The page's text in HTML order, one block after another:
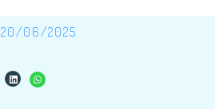
20/06/2025